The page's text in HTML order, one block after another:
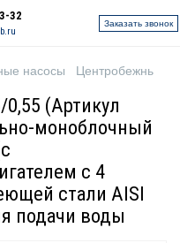
32
Заказать звонок
насосы Центробежные
0,55 (Артикул
моноблочный
с 4
стали AISI
подачи воды